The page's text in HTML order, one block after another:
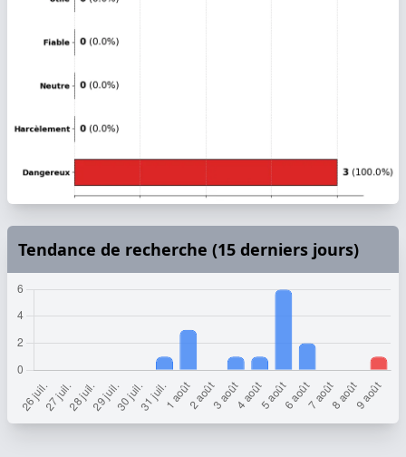
Tendance de recherche (15 derniers jours)